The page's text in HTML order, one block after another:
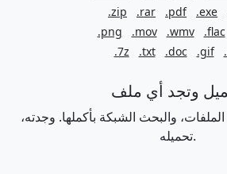
.zip
.rar .pdf .exe
.png
.mov .wmv .flac
.7z
.txt .doc .gif
وتجد أي ملف
والبحث الشبكة بأكملها. وجدته،
تحميله.